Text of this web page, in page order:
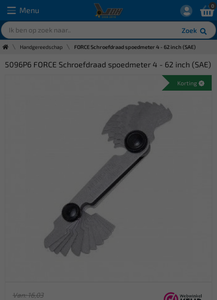
Menu
Zoek
0
Handgereedschap FORCE Schroefdraad spoedmeter 4 - 62 inch (SAE)
5096P6 FORCE Schroefdraad spoedmeter 4 - 62 inch (SAE)
Korting
Van: 16,03